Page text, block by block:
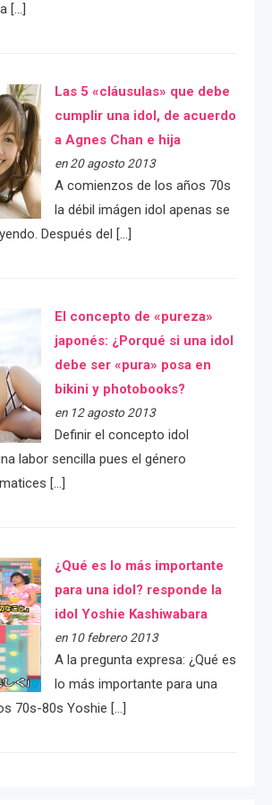
[…]
Las 5 «cláusulas» que debe
cumplir una idol, de acuerdo
a Agnes Chan e hija
en 20 agosto 2013
A comienzos de los años 70s
la débil imágen idol apenas se
Después del […]
El concepto de «pureza»
japonés: ¿Porqué si una idol
debe ser «pura» posa en
bikini y photobooks?
en 12 agosto 2013
Definir el concepto idol
labor sencilla pues el género
[…]
¿Qué es lo más importante
para una idol? responde la
idol Yoshie Kashiwabara
en 10 febrero 2013
A la pregunta expresa: ¿Qué es
lo más importante para una
70s-80s Yoshie […]